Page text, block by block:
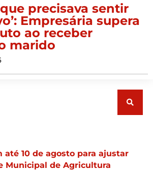
que precisava sentir
Empresária supera
ao receber
marido
até 10 de agosto para ajustar
Municipal de Agricultura